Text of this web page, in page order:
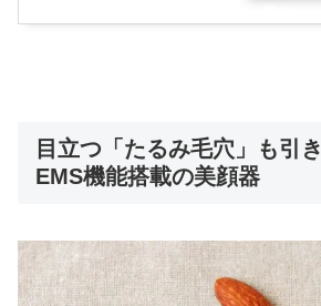
目立つ「たるみ毛穴」も引
EMS機能搭載の美顔器